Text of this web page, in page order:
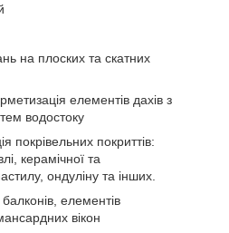
на плоских та скатних
елементів дахів з
водостоку
покрівельних покриттів:
керамічної та
ондуліну та інших.
балконів, елементів
вікон